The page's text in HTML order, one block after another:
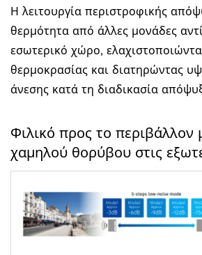
Η λειτουργία περιστροφικής
θερμότητα από άλλες μονάδες
εσωτερικό χώρο,
θερμοκρασίας και διατηρώντας
άνεσης κατά τη διαδικασία
Φιλικό προς το περιβάλλον
χαμηλού θορύβου στις